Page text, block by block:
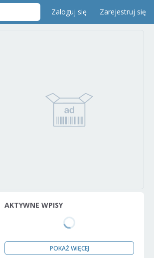
Zaloguj się Zarejestruj się
AKTYWNE WPISY
POKAŻ WIĘCEJ